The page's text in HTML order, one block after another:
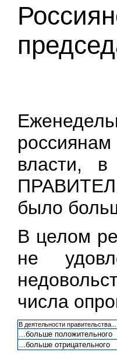
власти,
было
В целом
не
числа
В деятельности правительства...
...больше положительного
...больше отрицательного